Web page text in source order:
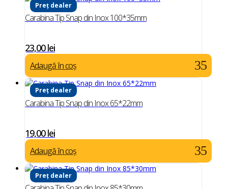
Preț dealer
Carabina Tip Snap din Inox 100*35mm
23,00lei
Adaugă în coș
Preț dealer
Carabina Tip Snap din Inox 65*22mm
19,00lei
Adaugă în coș
Preț dealer